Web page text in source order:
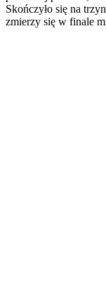
Skończyło się na
zmierzy się w finale